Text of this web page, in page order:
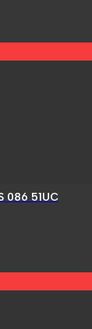
086 51UC